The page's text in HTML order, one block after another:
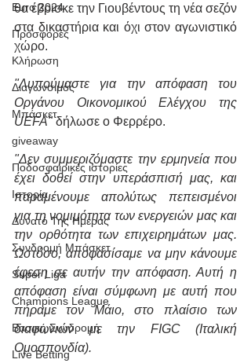
Euro 2024
Προσφορές
Κλήρωση
Διαγωνσιμός
Μπάσκετ
giveaway
Ποδοσφαιρικές ιστορίες
Ιστορία
Δυνατό Της Ημέρας
Συνδρομή Μπάσκετ
Super Liga
Champions League
Βασική Συνδρομή
Live Betting
θα έβρισκε την Γιουβέντους τη νέα σεζόν
στα δικαστήρια και όχι στον αγωνιστικό
χώρο.
"Λυπούμαστε για την απόφαση του
Οργάνου Οικονομικού Ελέγχου της
UEFA" δήλωσε ο Φερρέρο.
"Δεν συμμεριζόμαστε την ερμηνεία που
έχει δοθεί στην υπεράσπισή μας, και
παραμένουμε απολύτως πεπεισμένοι
για τη νομιμότητα των ενεργειών μας και
την ορθότητα των επιχειρημάτων μας.
Ωστόσο, αποφασίσαμε να μην κάνουμε
έφεση σε αυτήν την απόφαση. Αυτή η
απόφαση είναι σύμφωνη με αυτή που
πήραμε τον Μάιο, στο πλαίσιο των
διαφωνιών με την FIGC (Ιταλική
Ομοσπονδία).